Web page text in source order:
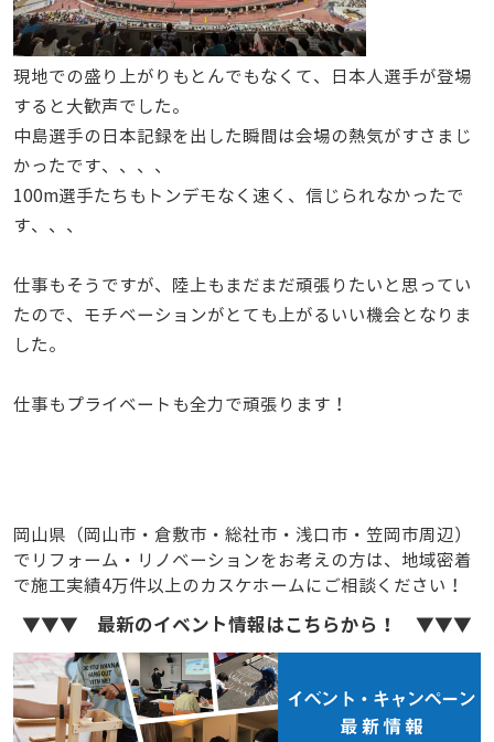
現地での盛り上がりもとんでもなくて、日本人選手が登場
すると大歓声でした。
中島選手の日本記録を出した瞬間は会場の熱気がすさまじ
かったです、、、、
100m選手たちもトンデモなく速く、信じられなかったで
す、、、
仕事もそうですが、陸上もまだまだ頑張りたいと思ってい
たので、モチベーションがとても上がるいい機会となりま
した。
仕事もプライベートも全力で頑張ります！
岡山県（岡山市・倉敷市・総社市・浅口市・笠岡市周辺）
でリフォーム・リノベーションをお考えの方は、地域密着
で施工実績4万件以上のカスケホームにご相談ください！
▼▼▼ 最新のイベント情報はこちらから！ ▼▼▼